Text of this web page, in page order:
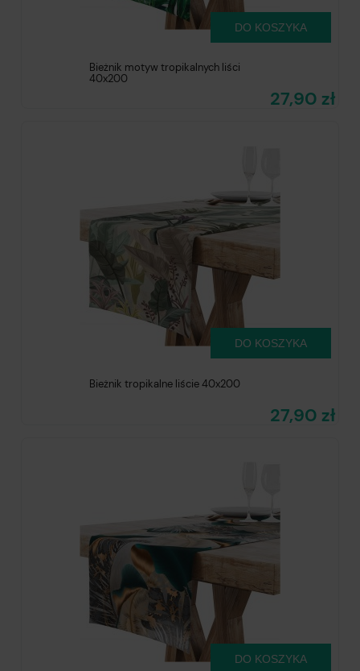
Bieżnik motyw tropikalnych liści
40x200
27,90 zł
DO KOSZYKA
Bieżnik tropikalne liście 40x200
27,90 zł
DO KOSZYKA
DO KOSZYKA